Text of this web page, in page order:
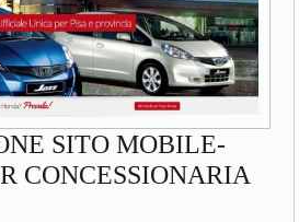
SITO MOBILE-
CONCESSIONARIA